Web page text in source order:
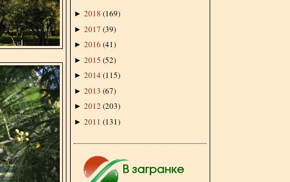
► 2018 (169)
► 2017 (39)
► 2016 (41)
► 2015 (52)
► 2014 (115)
► 2013 (67)
► 2012 (203)
► 2011 (131)